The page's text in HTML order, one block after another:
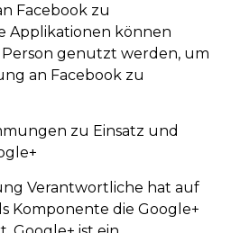
Facebook zu
Applikationen können
genutzt werden, um
an Facebook zu
zu Einsatz und
Verantwortliche hat auf
Komponente die Google+